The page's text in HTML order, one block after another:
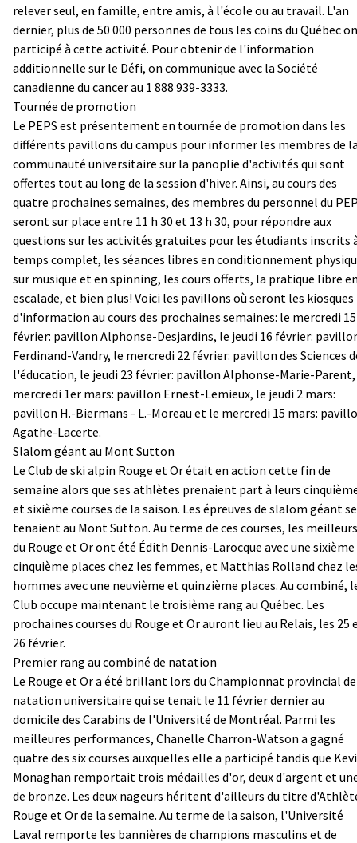
relever seul, en famille, entre amis, à l'école ou au travail. L'an
dernier, plus de 50 000 personnes de tous les coins du Québec
participé à cette activité. Pour obtenir de l'information
additionnelle sur le Défi, on communique avec la Société
canadienne du cancer au 1 888 939-3333.
Tournée de promotion
Le PEPS est présentement en tournée de promotion dans les
différents pavillons du campus pour informer les membres de
communauté universitaire sur la panoplie d'activités qui sont
offertes tout au long de la session d'hiver. Ainsi, au cours des
quatre prochaines semaines, des membres du personnel du
seront sur place entre 11 h 30 et 13 h 30, pour répondre aux
questions sur les activités gratuites pour les étudiants inscrits
temps complet, les séances libres en conditionnement
sur musique et en spinning, les cours offerts, la pratique libre
escalade, et bien plus! Voici les pavillons où seront les kiosques
d'information au cours des prochaines semaines: le mercredi 15
février: pavillon Alphonse-Desjardins, le jeudi 16 février:
Ferdinand-Vandry, le mercredi 22 février: pavillon des Sciences
l'éducation, le jeudi 23 février: pavillon Alphonse-Marie-
mercredi 1er mars: pavillon Ernest-Lemieux, le jeudi 2 mars:
pavillon H.-Biermans - L.-Moreau et le mercredi 15 mars:
Agathe-Lacerte.
Slalom géant au Mont Sutton
Le Club de ski alpin Rouge et Or était en action cette fin de
semaine alors que ses athlètes prenaient part à leurs
et sixième courses de la saison. Les épreuves de slalom géant se
tenaient au Mont Sutton. Au terme de ces courses, les meilleurs
du Rouge et Or ont été Édith Dennis-Larocque avec une
cinquième places chez les femmes, et Matthias Rolland chez
hommes avec une neuvième et quinzième places. Au combiné,
Club occupe maintenant le troisième rang au Québec. Les
prochaines courses du Rouge et Or auront lieu au Relais, les 25
26 février.
Premier rang au combiné de natation
Le Rouge et Or a été brillant lors du Championnat provincial de
natation universitaire qui se tenait le 11 février dernier au
domicile des Carabins de l'Université de Montréal. Parmi les
meilleures performances, Chanelle Charron-Watson a gagné
quatre des six courses auxquelles elle a participé tandis que
Monaghan remportait trois médailles d'or, deux d'argent et
de bronze. Les deux nageurs héritent d'ailleurs du titre
Rouge et Or de la semaine. Au terme de la saison, l'Université
Laval remporte les bannières de champions masculins et de